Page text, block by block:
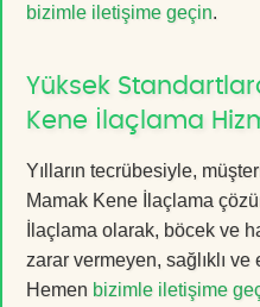
bizimle iletişime geçin.
Yüksek
Kene İlaçlama
Yılların tecrübesiyle,
Mamak Kene İlaçlama
İlaçlama olarak, böcek ve
zarar vermeyen, sağlıklı
Hemen bizimle iletişime